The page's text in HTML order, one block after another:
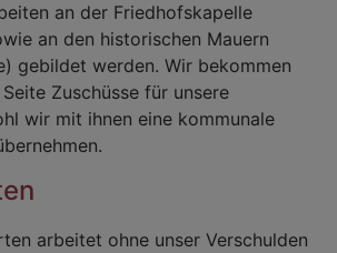
an der Friedhofskapelle
an den historischen Mauern
gebildet werden. Wir bekommen
Zuschüsse für unsere
wir mit ihnen eine kommunale
arbeitet ohne unser Verschulden